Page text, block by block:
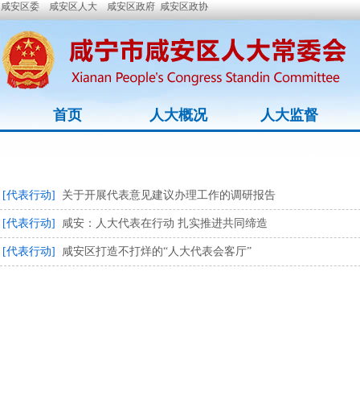
咸安区委 咸安区人大 咸安区政府 咸安区政协
首页 人大概况 人大监督
[代表行动] 关于开展代表意见建议办理工作的调研报告
[代表行动] 咸安：人大代表在行动 扎实推进共同缔造
[代表行动] 咸安区打造不打烊的“人大代表会客厅”